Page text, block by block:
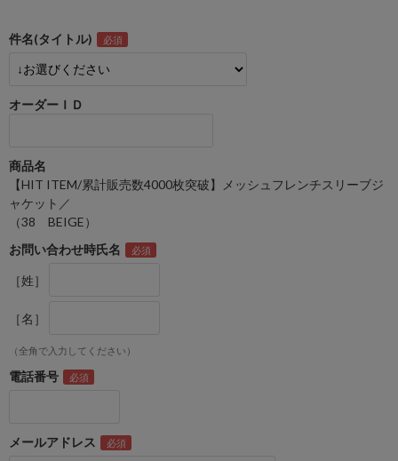
件名(タイトル)
オーダーＩＤ
商品名
【HIT ITEM/累計販売数4000枚突破】メッシュフレンチスリーブジ
ャケット／
（38 BEIGE）
お問い合わせ時氏名
［姓］
［名］
（全角で入力してください）
電話番号
メールアドレス